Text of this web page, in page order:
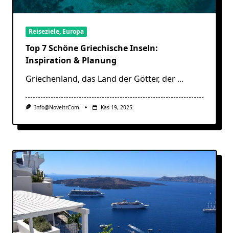
Reiseziele, Europa
Top 7 Schöne Griechische Inseln:
Inspiration & Planung
Griechenland, das Land der Götter, der ...
Info@noveltr.com Kas 19, 2025